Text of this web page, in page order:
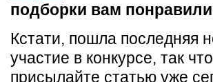
подборки вам
Кстати, пошла последняя
участие в конкурсе, так
присылайте статью уже